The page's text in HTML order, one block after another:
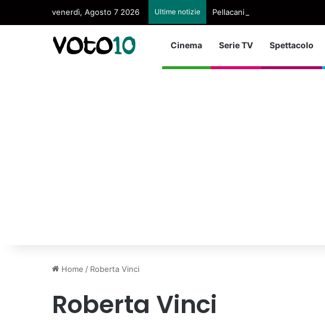
venerdì, Agosto 7 2026 Ultime notizie Pellacani Regina d’Europa dei
Cinema Serie TV Spettacolo
Home / Roberta Vinci
Roberta Vinci